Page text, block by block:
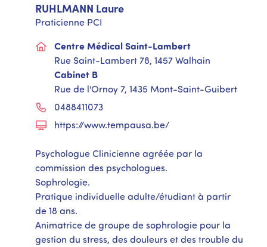
RUHLMANN Laure
Praticienne PCI
Centre Médical Saint-Lambert
Rue Saint-Lambert 78, 1457 Walhain
Cabinet B
Rue de l'Ornoy 7, 1435 Mont-Saint-Guibert
0488411073
https://www.tempausa.be/
Psychologue Clinicienne agréée par la
commission des psychologues.
Sophrologie.
Pratique individuelle adulte/étudiant à partir
de 18 ans.
Animatrice de groupe de sophrologie pour la
gestion du stress, des douleurs et des trouble du